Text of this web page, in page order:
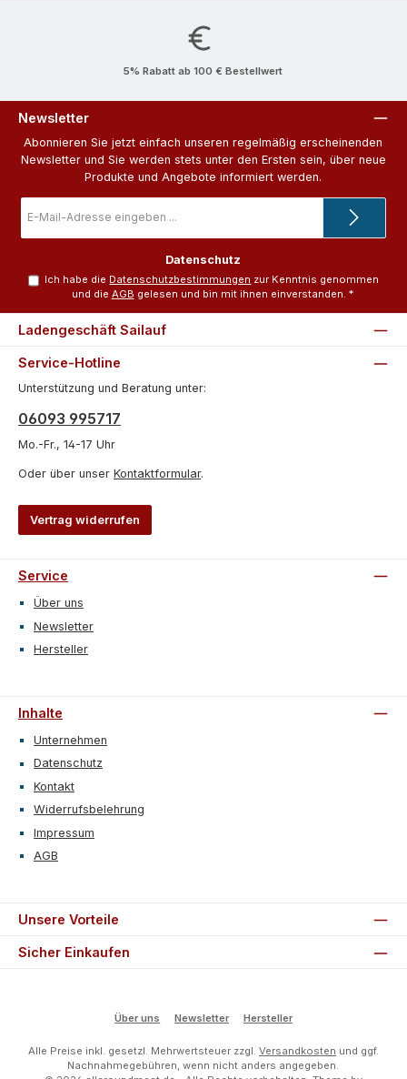
5% Rabatt ab 100 € Bestellwert
Newsletter
Abonnieren Sie jetzt einfach unseren regelmäßig erscheinenden
Newsletter und Sie werden stets unter den Ersten sein, über neue
Produkte und Angebote informiert werden.
Mail-
Datenschutz
Ich habe die Datenschutzbestimmungen zur Kenntnis genommen
und die AGB gelesen und bin mit ihnen einverstanden. *
Service-Hotline
Unterstützung und Beratung unter:
06093 995717
Mo.-Fr., 14-17 Uhr
Oder über unser Kontaktformular.
Vertrag widerrufen
Ladengeschäft Sailauf
Service
Über uns
Newsletter
Hersteller
Inhalte
Unternehmen
Datenschutz
Kontakt
Widerrufsbelehrung
Impressum
AGB
Unsere Vorteile
Sicher Einkaufen
Über uns Newsletter Hersteller
Alle Preise inkl. gesetzl. Mehrwertsteuer zzgl. Versandkosten und ggf.
Nachnahmegebühren, wenn nicht anders angegeben.